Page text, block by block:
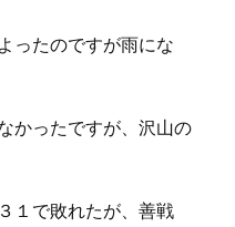
ったのですが雨にな
かったですが、沢山の
１で敗れたが、善戦